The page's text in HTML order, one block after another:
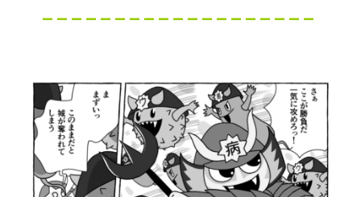
– – – – – – – – – – – – – – – – – – –